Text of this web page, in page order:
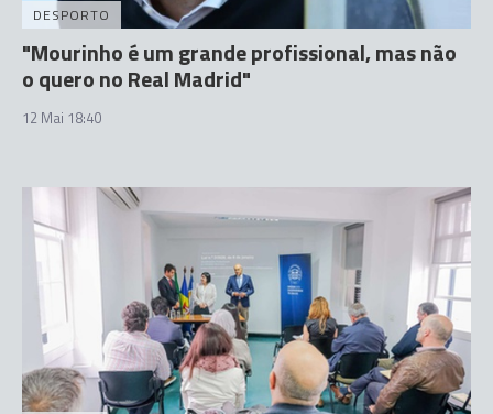
DESPORTO
"Mourinho é um grande profissional, mas não
o quero no Real Madrid"
12 Mai 18:40